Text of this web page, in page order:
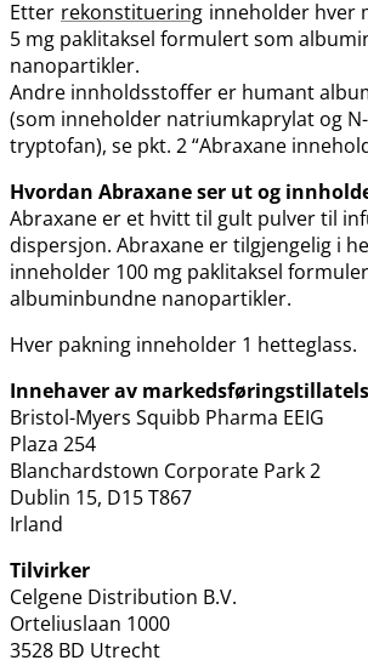
Etter rekonstituering inneholder hver
5 mg paklitaksel formulert som
nanopartikler.
Andre innholdsstoffer er humant
(som inneholder natriumkaprylat og
tryptofan), se pkt. 2 “Abraxane
Hvordan Abraxane ser ut og
Abraxane er et hvitt til gult pulver til
dispersjon. Abraxane er tilgjengelig i
inneholder 100 mg paklitaksel
albuminbundne nanopartikler.
Hver pakning inneholder 1 hetteglass.
Innehaver av
Bristol-Myers Squibb Pharma EEIG
Plaza 254
Blanchardstown Corporate Park 2
Dublin 15, D15 T867
Irland
Tilvirker
Celgene Distribution B.V.
Orteliuslaan 1000
3528 BD Utrecht